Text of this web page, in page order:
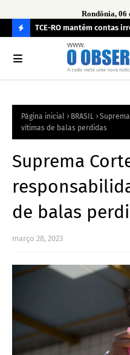
Rondônia, 06
O
R
TCE-RO mantém contas
multa e caso pode gerar
Página inicial BRASIL
vítimas de balas perdidas
Suprema
de balas
março 28, 2023